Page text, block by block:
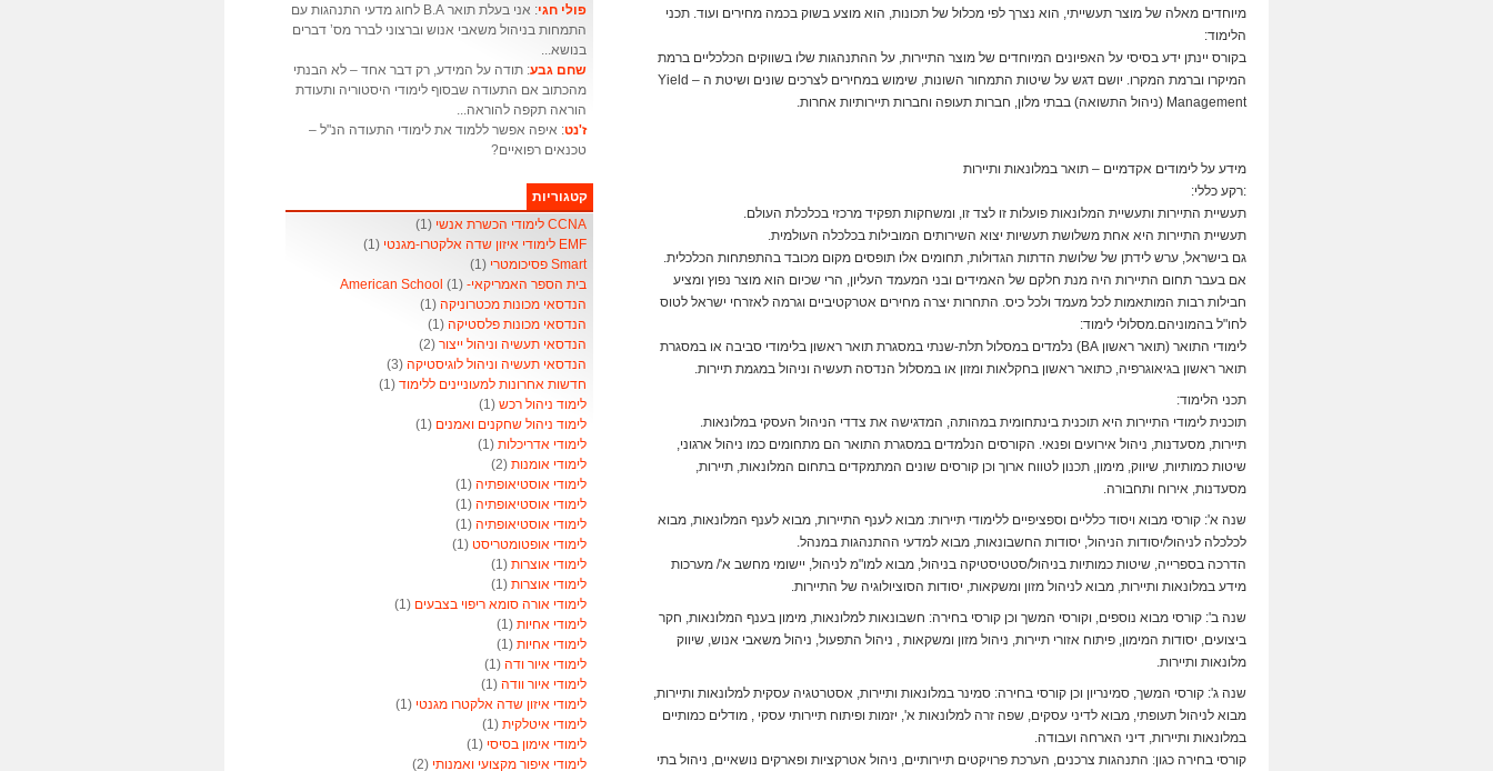
מיוחדים מאלה של מוצר תעשייתי, הוא נצרך לפי מכלול של תכונות, הוא מוצע בשוק בכמה מחירים ועוד. תכני
הלימוד:
בקורס יינתן ידע בסיסי על האפיונים המיוחדים של מוצר התיירות, על ההתנהגות שלו בשווקים הכלכליים ברמת
המיקרו וברמת המקרו. יושם דגש על שיטות התמחור השונות, שימוש במחירים לצרכים שונים ושיטת ה – Yield
Management (ניהול התשואה) בבתי מלון, חברות תעופה וחברות תיירותיות אחרות.
מידע על לימודים אקדמיים – תואר במלונאות ותיירות
:רקע כללי:
תעשיית התיירות ותעשיית המלונאות פועלות זו לצד זו, ומשחקות תפקיד מרכזי בכלכלת העולם.
תעשיית התיירות היא אחת משלושת תעשיות יצוא השירותים המובילות בכלכלה העולמית.
גם בישראל, ערש לידתן של שלושת הדתות הגדולות, תחומים אלו תופסים מקום מכובד בהתפתחות הכלכלית.
אם בעבר תחום התיירות היה מנת חלקם של האמידים ובני המעמד העליון, הרי שכיום הוא מוצר נפוץ ומציע
חבילות רבות המותאמות לכל מעמד ולכל כיס. התחרות יצרה מחירים אטרקטיביים וגרמה לאזרחי ישראל לטוס
לחו"ל בהמוניהם.מסלולי לימוד:
לימודי התואר (תואר ראשון BA) נלמדים במסלול תלת-שנתי במסגרת תואר ראשון בלימודי סביבה או במסגרת
תואר ראשון בגיאוגרפיה, כתואר ראשון בחקלאות ומזון או במסלול הנדסה תעשיה וניהול במגמת תיירות.
תכני הלימוד:
תוכנית לימודי התיירות היא תוכנית בינתחומית במהותה, המדגישה את צדדי הניהול העסקי במלונאות.
תיירות, מסעדנות, ניהול אירועים ופנאי. הקורסים הנלמדים במסגרת התואר הם מתחומים כמו ניהול ארגוני,
שיטות כמותיות, שיווק, מימון, תכנון לטווח ארוך וכן קורסים שונים המתמקדים בתחום המלונאות, תיירות,
מסעדנות, אירוח ותחבורה.
שנה א': קורסי מבוא ויסוד כלליים וספציפיים ללימודי תיירות: מבוא לענף התיירות, מבוא לענף המלונאות, מבוא
לכלכלה לניהול/יסודות הניהול, יסודות החשבונאות, מבוא למדעי ההתנהגות במנהל.
הדרכה בספרייה, שיטות כמותיות בניהול/סטטיסטיקה בניהול, מבוא למו"מ לניהול, יישומי מחשב א'/ מערכות
מידע במלונאות ותיירות, מבוא לניהול מזון ומשקאות, יסודות הסוציולוגיה של התיירות.
שנה ב': קורסי מבוא נוספים, וקורסי המשך וכן קורסי בחירה: חשבונאות למלונאות, מימון בענף המלונאות, חקר
ביצועים, יסודות המימון, פיתוח אזורי תיירות, ניהול מזון ומשקאות , ניהול התפעול, ניהול משאבי אנוש, שיווק
מלונאות ותיירות.
שנה ג': קורסי המשך, סמינריון וכן קורסי בחירה: סמינר במלונאות ותיירות, אסטרטגיה עסקית למלונאות ותיירות,
מבוא לניהול תעופתי, מבוא לדיני עסקים, שפה זרה למלונאות א', יזמות ופיתוח תיירותי עסקי , מודלים כמותיים
במלונאות ותיירות, דיני הארחה ועבודה.
קורסי בחירה כגון: התנהגות צרכנים, הערכת פרויקטים תיירותיים, ניהול אטרקציות ופארקים נושאיים, ניהול בתי
פולי חגי
: אני בעלת תואר B.A לחוג מדעי התנהגות עם
התמחות בניהול משאבי אנוש וברצוני לברר מס’ דברים
בנושא...
שחם גבע: תודה על המידע, רק דבר אחד – לא הבנתי
מהכתוב אם התעודה שבסוף לימודי היסטוריה ותעודת
הוראה תקפה להוראה...
ז'נט: איפה אפשר ללמוד את לימודי התעודה הנ"ל –
טכנאים רפואיים?
קטגוריות
CCNA לימודי הכשרת אנשי
(1)
EMF לימודי איזון שדה אלקטרו-מגנטי
(1)
Smart פסיכומטרי
(1)
בית הספר האמריקאי- American School (1)
הנדסאי מכונות מכטרוניקה (1)
הנדסאי מכונות פלסטיקה (1)
הנדסאי תעשיה וניהול ייצור (2)
הנדסאי תעשיה וניהול לוגיסטיקה (3)
חדשות אחרונות למעוניינים ללימוד (1)
לימוד ניהול רכש (1)
לימוד ניהול שחקנים ואמנים (1)
לימודי אדריכלות (1)
לימודי אומנות (2)
לימודי אוסטיאופתיה (1)
לימודי אוסטיאופתיה (1)
לימודי אוסטיאופתיה (1)
לימודי אופטומטריסט (1)
לימודי אוצרות (1)
לימודי אוצרות (1)
לימודי אורה סומא ריפוי בצבעים (1)
לימודי אחיות (1)
לימודי אחיות (1)
לימודי איור ודה (1)
לימודי איור וודה (1)
לימודי איזון שדה אלקטרו מגנטי (1)
לימודי איטלקית (1)
לימודי אימון בסיסי (1)
לימודי איפור מקצועי ואמנותי (2)